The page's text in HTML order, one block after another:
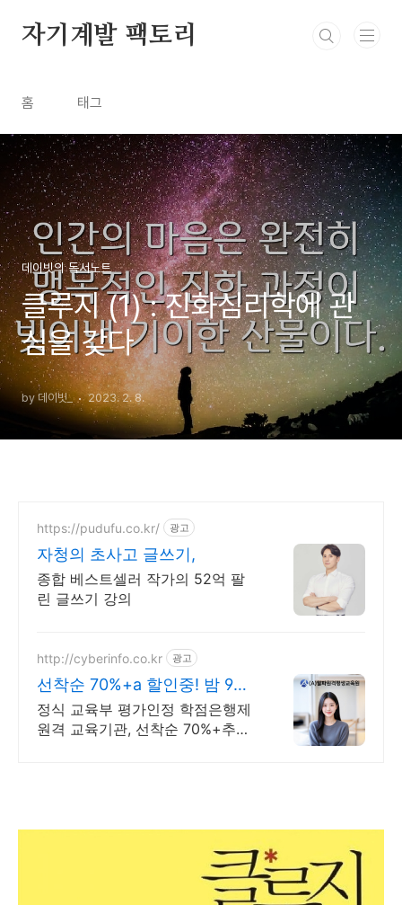
자기계발 팩토리
홈 태그
데이빗의 독서노트
클루지 (1) : 진화심리학에 관
심을 갖다
by 데이빗_ 2023. 2. 8.
https://pudufu.co.kr/ 광고
자청의 초사고 글쓰기,
종합 베스트셀러 작가의 52억 팔
린 글쓰기 강의
http://cyberinfo.co.kr 광고
선착순 70%+a 할인중! 밤 9시
까지 상담가능!
정식 교육부 평가인정 학점은행제
원격 교육기관, 선착순 70%+추가